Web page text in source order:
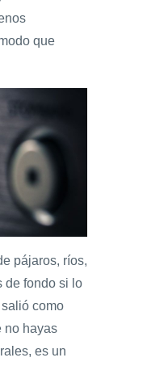
que
pájaros, ríos,
de fondo si lo
como
no hayas
es un